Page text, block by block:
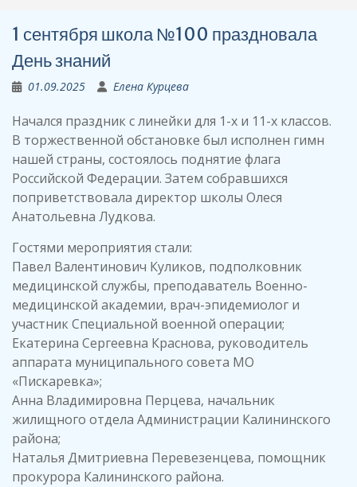
1 сентября школа №100 праздновала
День знаний
01.09.2025 Елена Курцева
Начался праздник с линейки для 1-х и 11-х классов.
В торжественной обстановке был исполнен гимн
нашей страны, состоялось поднятие флага
Российской Федерации. Затем собравшихся
поприветствовала директор школы Олеся
Анатольевна Лудкова.
Гостями мероприятия стали:
Павел Валентинович Куликов, подполковник
медицинской службы, преподаватель Военно-
медицинской академии, врач-эпидемиолог и
участник Специальной военной операции;
Екатерина Сергеевна Краснова, руководитель
аппарата муниципального совета МО
«Пискаревка»;
Анна Владимировна Перцева, начальник
жилищного отдела Администрации Калининского
района;
Наталья Дмитриевна Перевезенцева, помощник
прокурора Калининского района.